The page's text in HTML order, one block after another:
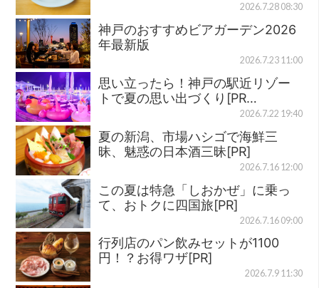
2026.7.28 08:30
神戸のおすすめビアガーデン2026
年最新版
2026.7.23 11:00
思い立ったら！神戸の駅近リゾー
トで夏の思い出づくり[PR…
2026.7.22 19:40
夏の新潟、市場ハシゴで海鮮三
昧、魅惑の日本酒三昧[PR]
2026.7.16 12:00
この夏は特急「しおかぜ」に乗っ
て、おトクに四国旅[PR]
2026.7.16 09:00
行列店のパン飲みセットが1100
円！？お得ワザ[PR]
2026.7.9 11:30